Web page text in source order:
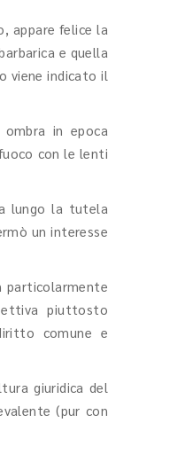
appare felice la
e quella
viene indicato il
in epoca
con le lenti
lungo la tutela
un interesse
particolarmente
piuttosto
comune e
giuridica del
(pur con